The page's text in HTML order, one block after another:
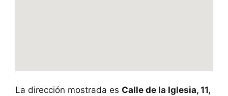
La dirección mostrada es Calle de la Iglesia, 11,